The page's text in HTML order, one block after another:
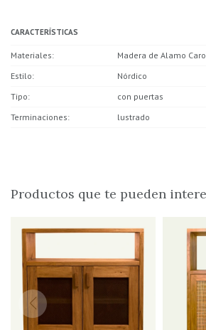
CARACTERÍSTICAS
Materiales
Madera de Alamo
Estilo
Nórdico
Tipo
con puertas
Terminaciones
lustrado
Productos que te pueden